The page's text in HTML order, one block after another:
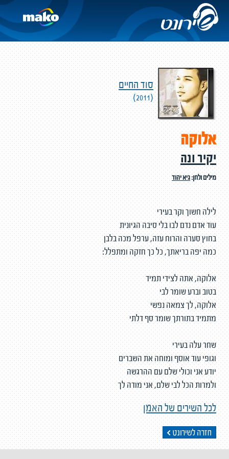
סוד החיים
(2011)
אלוקה
יקיר ונה
מילים ולחן:גיא יהוד
לילה חשוך וקר בעירי
עוד אדם נדם לבו בלי סיבה הגיונית
בחוץ סערה והרוח עזה, ערפל מכה בלבן
כמה יפה בריאתך, כל כך חזקה ומתפלל:
אלוקה, אתה לצידי תמיד
בטוב וברע שומר לבי
אלוקה, לך צמאה נפשי
מתמיד בתורתך שומר סף דלתי
שחר עלה בעירי
וגופי עוד אוסף ומוחה את השברים
יודע אני וכולי שלם עם ההרגשה
ולמרות הכל לבי שלם, אני מודה לך
לכל השירים של האמן